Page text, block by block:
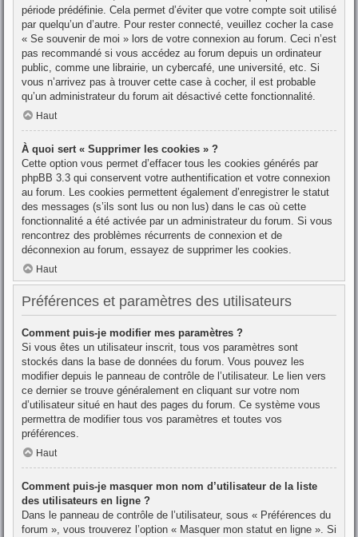
période prédéfinie. Cela permet d’éviter que votre compte soit utilisé
par quelqu’un d’autre. Pour rester connecté, veuillez cocher la case
« Se souvenir de moi » lors de votre connexion au forum. Ceci n’est
pas recommandé si vous accédez au forum depuis un ordinateur
public, comme une librairie, un cybercafé, une université, etc. Si
vous n’arrivez pas à trouver cette case à cocher, il est probable
qu’un administrateur du forum ait désactivé cette fonctionnalité.
Haut
À quoi sert « Supprimer les cookies » ?
Cette option vous permet d’effacer tous les cookies générés par
phpBB 3.3 qui conservent votre authentification et votre connexion
au forum. Les cookies permettent également d’enregistrer le statut
des messages (s’ils sont lus ou non lus) dans le cas où cette
fonctionnalité a été activée par un administrateur du forum. Si vous
rencontrez des problèmes récurrents de connexion et de
déconnexion au forum, essayez de supprimer les cookies.
Haut
Préférences et paramètres des utilisateurs
Comment puis-je modifier mes paramètres ?
Si vous êtes un utilisateur inscrit, tous vos paramètres sont
stockés dans la base de données du forum. Vous pouvez les
modifier depuis le panneau de contrôle de l’utilisateur. Le lien vers
ce dernier se trouve généralement en cliquant sur votre nom
d’utilisateur situé en haut des pages du forum. Ce système vous
permettra de modifier tous vos paramètres et toutes vos
préférences.
Haut
Comment puis-je masquer mon nom d’utilisateur de la liste
des utilisateurs en ligne ?
Dans le panneau de contrôle de l’utilisateur, sous « Préférences du
forum », vous trouverez l’option « Masquer mon statut en ligne ». Si